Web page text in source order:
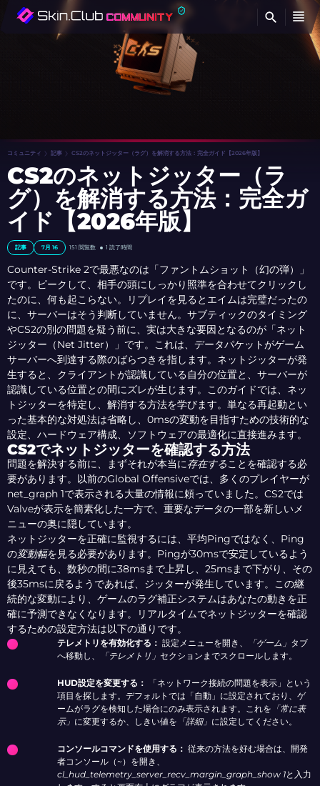
コミュニティ 記事 CS2のネットジッター（ラグ）を解消する方法：完全ガイド【2026年版】
CS2のネットジッター（ラ
グ）を解消する方法：完全ガ
イド【2026年版】
記事 7月 16 151 閲覧数 1 読了時間
Counter-Strike 2で最悪なのは「ファントムショット（幻の弾）」
です。ピークして、相手の頭にしっかり照準を合わせてクリックし
たのに、何も起こらない。リプレイを見るとエイムは完璧だったの
に、サーバーはそう判断していません。サブティックのタイミング
やCS2の別の問題を疑う前に、実は大きな要因となるのが「ネット
ジッター（Net Jitter）」です。これは、データパケットがゲーム
サーバーへ到達する際のばらつきを指します。ネットジッターが発
生すると、クライアントが認識している自分の位置と、サーバーが
認識している位置との間にズレが生じます。このガイドでは、ネッ
トジッターを特定し、解消する方法を学びます。単なる再起動とい
った基本的な対処法は省略し、0msの変動を目指すための技術的な
設定、ハードウェア構成、ソフトウェアの最適化に直接進みます。
CS2でネットジッターを確認する方法
問題を解決する前に、まずそれが本当に存在することを確認する必
要があります。以前のGlobal Offensiveでは、多くのプレイヤーが
net_graph 1で表示される大量の情報に頼っていました。CS2では
Valveが表示を簡素化した一方で、重要なデータの一部を新しいメ
ニューの奥に隠しています。
ネットジッターを正確に監視するには、平均Pingではなく、Ping
の変動幅を見る必要があります。Pingが30msで安定しているよう
に見えても、数秒の間に38msまで上昇し、25msまで下がり、その
後35msに戻るようであれば、ジッターが発生しています。この継
続的な変動により、ゲームのラグ補正システムはあなたの動きを正
確に予測できなくなります。リアルタイムでネットジッターを確認
するための設定方法は以下の通りです。
テレメトリを有効化する： 設定メニューを開き、 「ゲーム」 タブ
へ移動し、
「テレメトリ」 セクションまでスクロールします。
HUD設定を変更する：
「ネットワーク接続の問題を表示」という
項目を探します。デフォルトでは「自動」に設定されており、ゲ
ームがラグを検知した場合にのみ表示されます。これを 「常に表
示」 に変更するか、しきい値を 「詳細」 に設定してください。
コンソールコマンドを使用する： 従来の方法を好む場合は、開発
者コンソール（~）を開き、
cl_hud_telemetry_server_recv_margin_graph_show 1と入力